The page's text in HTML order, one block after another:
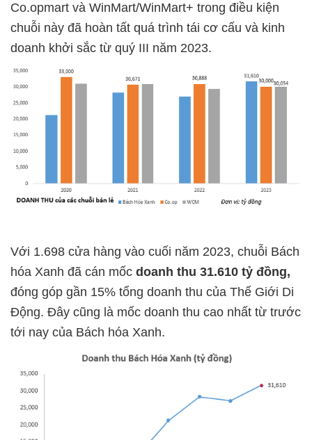
Co.opmart và WinMart/WinMart+ trong điều kiện
chuỗi này đã hoàn tất quá trình tái cơ cấu và kinh
doanh khởi sắc từ quý III năm 2023.
Với 1.698 cửa hàng vào cuối năm 2023, chuỗi Bách
hóa Xanh đã cán mốc doanh thu 31.610 tỷ đồng,
đóng góp gần 15% tổng doanh thu của Thế Giới Di
Động. Đây cũng là mốc doanh thu cao nhất từ trước
tới nay của Bách hóa Xanh.